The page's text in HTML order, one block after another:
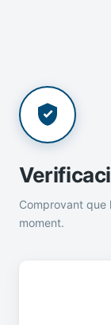
Comprovant que
moment.